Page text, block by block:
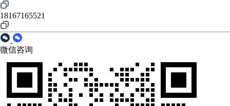
18167165521
微信咨询